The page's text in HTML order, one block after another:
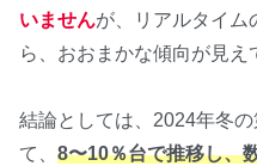
いませんが、リアルタイム
ら、おおまかな傾向が見え
結論としては、2024年冬
て、 8〜10％台で推移し、